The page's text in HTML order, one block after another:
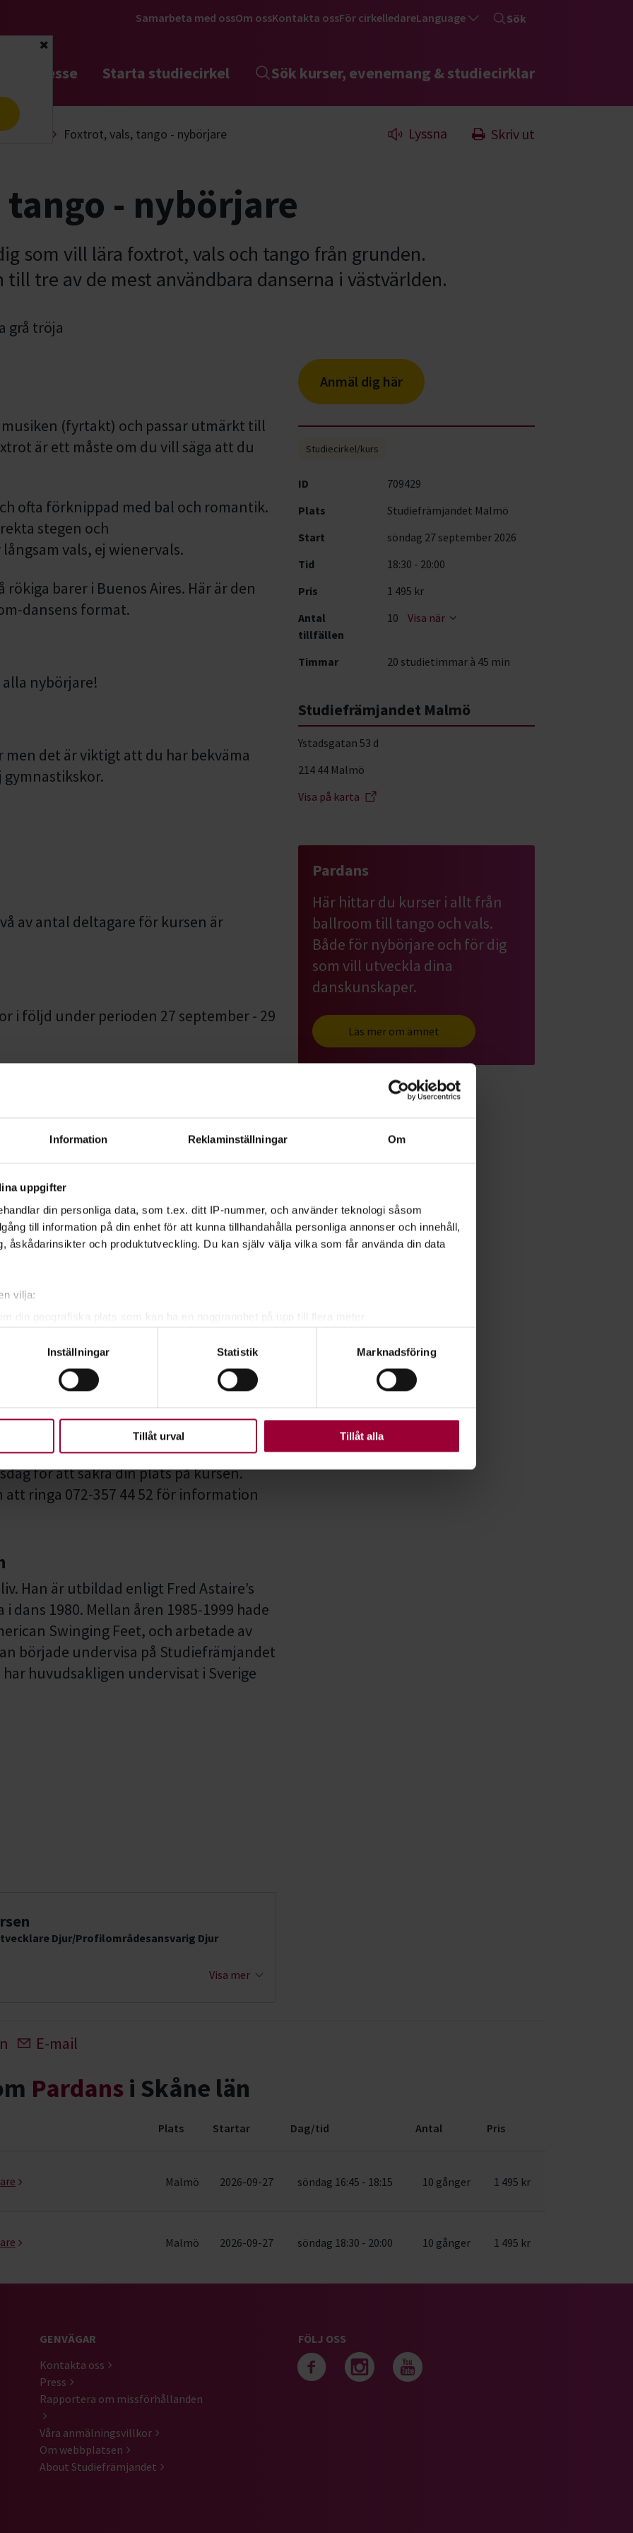
Information Reklaminställningar Om
uppgifter
din personliga data, som t.ex. ditt IP-nummer, och använder teknologi såsom
till information på din enhet för att kunna tillhandahålla personliga annonser och innehåll,
åskådarinsikter och produktutveckling. Du kan själv välja vilka som får använda din data
vilja:
din geografiska plats som kan ha en noggrannhet på upp till flera meter
uppgifter behandlas och ställ in dina preferenser i
detaljsektionen . Du kan ändra
när som helst från cookie-förklaringen.
som möjligt använder vi kakor (cookies) på vår webbplats. Vissa kakor är
Inställningar Statistik Marknadsföring
Tillåt urval Tillåt alla
Stäng
Samarbeta med ossOm ossKontakta ossFör cirkelledareLanguage Sök
intresse Starta studiecirkel Sök kurser, evenemang & studiecirklar
Pardans Foxtrot, vals, tango - nybörjare Lyssna Skriv ut
- nybörjare
som vill lära foxtrot, vals och tango från grunden.
tre av de mest användbara danserna i västvärlden.
(fyrtakt) och passar utmärkt till
är ett måste om du vill säga att du
ofta förknippad med bal och romantik.
stegen och
vals, ej wienervals.
rökiga barer i Buenos Aires. Här är den
dansens format.
alla nybörjare!
men det är viktigt att du har bekväma
gymnastikskor.
av antal deltagare för kursen är
i följd under perioden 27 september - 29
veckor före kursstart till den e-
kursanmälan.
vikt att det är jämna par. Ensamma får
följare. Du kan välja att dansa
Byte av danspartner sker eftersom det
delbetalningar, vänligen meddela oss i
kostar inget extra.
för att säkra din plats på kursen.
ringa 072-357 44 52 för information
Han är utbildad enligt Fred Astaire’s
dans 1980. Mellan åren 1985-1999 hade
Swinging Feet, och arbetade av
började undervisa på Studiefrämjandet
huvudsakligen undervisat i Sverige
Djur/Profilområdesansvarig Djur
Visa mer
Anmäl dig här
Studiecirkel/kurs
ID
709429
Plats
Studiefrämjandet Malmö
Start
söndag 27 september 2026
Tid
18:30 - 20:00
Pris
1 495 kr
Antal
tillfällen
10 Visa när
Timmar 20 studietimmar à 45 min
Studiefrämjandet Malmö
Ystadsgatan 53 d
214 44 Malmö
Visa på karta
Pardans
Här hittar du kurser i allt från
ballroom till tango och vals.
Både för nybörjare och för dig
som vill utveckla dina
danskunskaper.
Läs mer om ämnet
E-mail
Pardans i Skåne län
Plats Startar Dag/tid Antal Pris
Malmö 2026-09-27 söndag 16:45 - 18:15 10 gånger 1 495 kr
Malmö 2026-09-27 söndag 18:30 - 20:00 10 gånger 1 495 kr
GENVÄGAR
Kontakta oss
Press
Rapportera om missförhållanden
Våra anmälningsvillkor
Om webbplatsen
About Studiefrämjandet
FÖLJ OSS
Följ oss på facebook
Följ oss på instagram
Följ oss på youtube